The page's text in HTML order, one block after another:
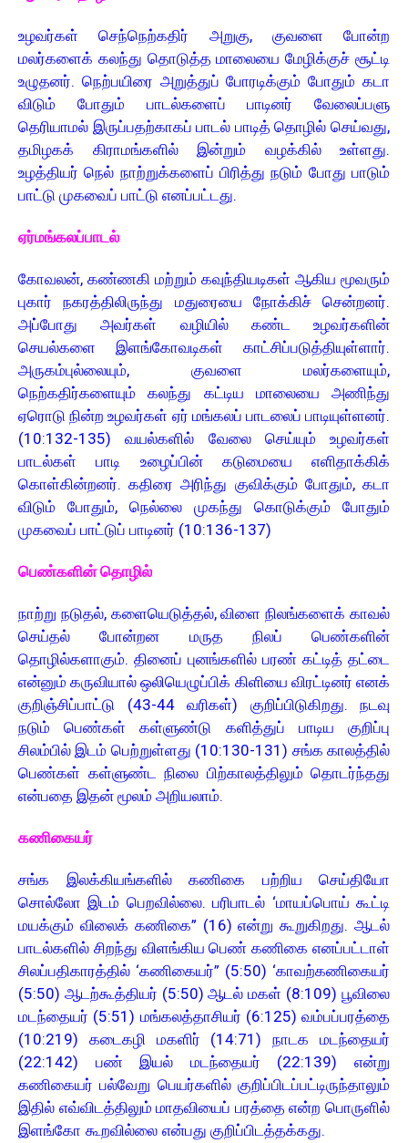
உழவர்கள் செந்நெற்கதிர் அறுகு, குவளை போன்ற
மலர்களைக் கலந்து தொடுத்த மாலையை மேழிக்குச் சூட்டி
உழுதனர். நெற்பயிரை அறுத்துப் போரடிக்கும் போதும் கடா
விடும் போதும் பாடல்களைப் பாடினர் வேலைப்பளு
தெரியாமல் இருப்பதற்காகப் பாடல் பாடித் தொழில் செய்வது,
தமிழகக் கிராமங்களில் இன்றும் வழக்கில் உள்ளது.
உழத்தியர் நெல் நாற்றுக்களைப் பிரித்து நடும் போது பாடும்
பாட்டு முகவைப் பாட்டு எனப்பட்டது.
ஏர்மங்கலப்பாடல்
கோவலன், கண்ணகி மற்றும் கவுந்தியடிகள் ஆகிய மூவரும்
புகார் நகரத்திலிருந்து மதுரையை நோக்கிச் சென்றனர்.
அப்போது அவர்கள் வழியில் கண்ட உழவர்களின்
செயல்களை இளங்கோவடிகள் காட்சிப்படுத்தியுள்ளார்.
அருகம்புல்லையும், குவளை மலர்களையும்,
நெற்கதிர்களையும் கலந்து கட்டிய மாலையை அணிந்து
ஏரொடு நின்ற உழவர்கள் ஏர் மங்கலப் பாடலைப் பாடியுள்ளனர்.
(10:132-135) வயல்களில் வேலை செய்யும் உழவர்கள்
பாடல்கள் பாடி உழைப்பின் கடுமையை எளிதாக்கிக்
கொள்கின்றனர். கதிரை அரிந்து குவிக்கும் போதும், கடா
விடும் போதும், நெல்லை முகந்து கொடுக்கும் போதும்
முகவைப் பாட்டுப் பாடினர் (10:136-137)
பெண்களின் தொழில்
நாற்று நடுதல், களையெடுத்தல், விளை நிலங்களைக் காவல்
செய்தல் போன்றன மருத நிலப் பெண்களின்
தொழில்களாகும். தினைப் புனங்களில் பரண் கட்டித் தட்டை
என்னும் கருவியால் ஒலியெழுப்பிக் கிளியை விரட்டினர் எனக்
குறிஞ்சிப்பாட்டு (43-44 வரிகள்) குறிப்பிடுகிறது. நடவு
நடும் பெண்கள் கள்ளுண்டு களித்துப் பாடிய குறிப்பு
சிலம்பில் இடம் பெற்றுள்ளது (10:130-131) சங்க காலத்தில்
பெண்கள் கள்ளுண்ட நிலை பிற்காலத்திலும் தொடர்ந்தது
என்பதை இதன் மூலம் அறியலாம்.
கணிகையர்
சங்க இலக்கியங்களில் கணிகை பற்றிய செய்தியோ
சொல்லோ இடம் பெறவில்லை. பரிபாடல் ‘மாயப்பொய் கூட்டி
மயக்கும் விலைக் கணிகை” (16) என்று கூறுகிறது. ஆடல்
பாடல்களில் சிறந்து விளங்கிய பெண் கணிகை எனப்பட்டாள்
சிலப்பதிகாரத்தில் ‘கணிகையர்” (5:50) ‘காவற்கணிகையர்
(5:50) ஆடற்கூத்தியர் (5:50) ஆடல் மகள் (8:109) பூவிலை
மடந்தையர் (5:51) மங்கலத்தாசியர் (6:125) வம்பப்பரத்தை
(10:219) கடைகழி மகளிர் (14:71) நாடக மடந்தையர்
(22:142) பண் இயல் மடந்தையர் (22:139) என்று
கணிகையர் பல்வேறு பெயர்களில் குறிப்பிடப்பட்டிருந்தாலும்
இதில் எவ்விடத்திலும் மாதவியைப் பரத்தை என்ற பொருளில்
இளங்கோ கூறவில்லை என்பது குறிப்பிடத்தக்கது.